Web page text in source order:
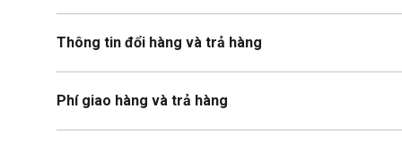
Thông tin đổi hàng và trả hàng
Phí giao hàng và trả hàng